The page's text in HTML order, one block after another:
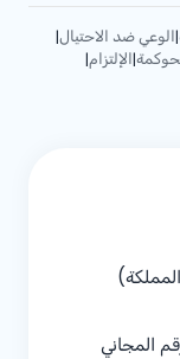
|الوعي ضد الاحتيال|
|الإلتزام|
المجاني